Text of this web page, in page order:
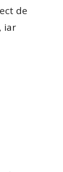
de
iar